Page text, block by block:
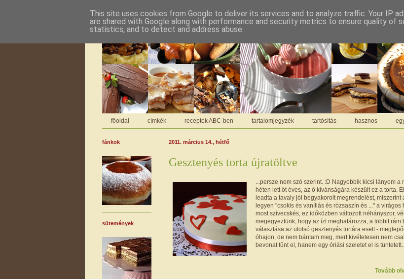
főoldal címkék receptek ABC-ben tartalomjegyzék tartósítás hasznos
2011. március 14., hétfő
Gesztenyés torta újratöltve
...persze nem szó szerint. :D Nagyobbik kicsi lányom a
héten lett öt éves, az ő kívánságára készült ez a torta.
leadta a tavaly jól begyakorolt megrendelést, miszerint
legyen "csokis és vaníliás és rózsaszín és ..." a virágos
most szívecskés, ez időközben változott néhányszor,
megegyeztünk, hogy az ízt meghatározza, a többit rám
választása az utolsó gesztenyés tortára esett -
óhajon, de nem bántam meg, mert kivételesen nem
bevonat tűnt el, hanem egy óriási szeletet el is tüntetett...
Tovább
fánkok
sütemények
This site uses cookies from Google to deliver its services and to analyze traffic. Your IP
are shared with Google along with performance and security metrics to ensure quality of
statistics, and to detect and address abuse.